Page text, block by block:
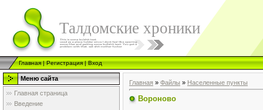
Талдомские хроники
Главная|Регистрация|Вход
Меню сайта
Главная страница
Введение
Главная » Файлы » Населенные пункты
Вороново